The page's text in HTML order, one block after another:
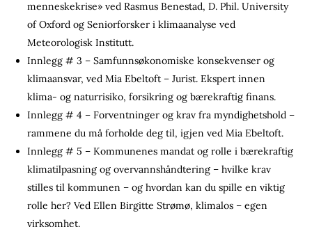
menneskekrise» ved Rasmus Benestad, D. Phil. University
of Oxford og Seniorforsker i klimaanalyse ved
Meteorologisk Institutt.
Innlegg # 3 – Samfunnsøkonomiske konsekvenser og
klimaansvar, ved Mia Ebeltoft – Jurist. Ekspert innen
klima- og naturrisiko, forsikring og bærekraftig finans.
Innlegg # 4 – Forventninger og krav fra myndighetshold –
rammene du må forholde deg til, igjen ved Mia Ebeltoft.
Innlegg # 5 – Kommunenes mandat og rolle i bærekraftig
klimatilpasning og overvannshåndtering – hvilke krav
stilles til kommunen – og hvordan kan du spille en viktig
rolle her? Ved Ellen Birgitte Strømø, klimalos – egen
virksomhet.